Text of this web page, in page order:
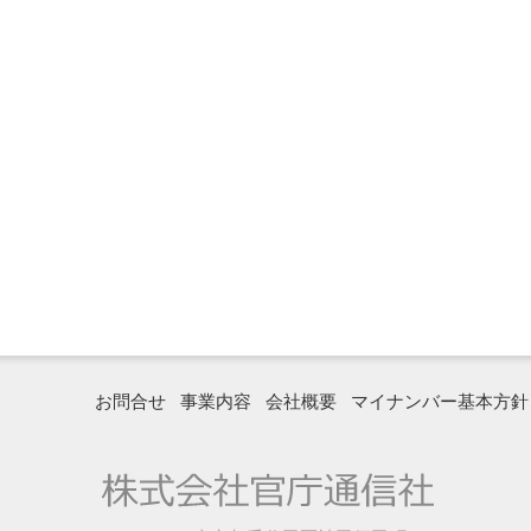
お問合せ 事業内容 会社概要 マイナンバー基本方針